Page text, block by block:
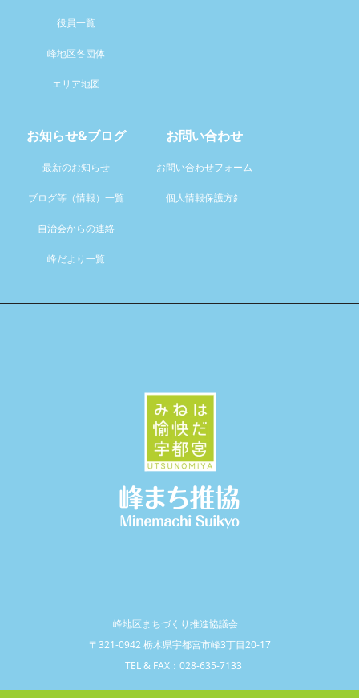
役員一覧
峰地区各団体
エリア地図
お知らせ&ブログ
最新のお知らせ
ブログ等（情報）一覧
自治会からの連絡
峰だより一覧
お問い合わせ
お問い合わせフォーム
個人情報保護方針
峰地区まちづくり推進協議会
〒321-0942 栃木県宇都宮市峰3丁目20-17
TEL & FAX：028-635-7133